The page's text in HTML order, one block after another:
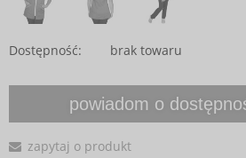
Dostępność: brak towaru
powiadom o
zapytaj o produkt